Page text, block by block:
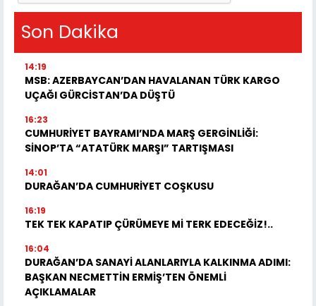
Son Dakika
14:19
MSB: AZERBAYCAN’DAN HAVALANAN TÜRK KARGO
UÇAĞI GÜRCİSTAN’DA DÜŞTÜ
16:23
CUMHURİYET BAYRAMI’NDA MARŞ GERGİNLİĞİ:
SİNOP’TA “ATATÜRK MARŞI” TARTIŞMASI
14:01
DURAĞAN’DA CUMHURİYET COŞKUSU
16:19
TEK TEK KAPATIP ÇÜRÜMEYE Mİ TERK EDECEĞİZ!..
16:04
DURAĞAN’DA SANAYİ ALANLARIYLA KALKINMA ADIMI:
BAŞKAN NECMETTİN ERMİŞ’TEN ÖNEMLİ
AÇIKLAMALAR